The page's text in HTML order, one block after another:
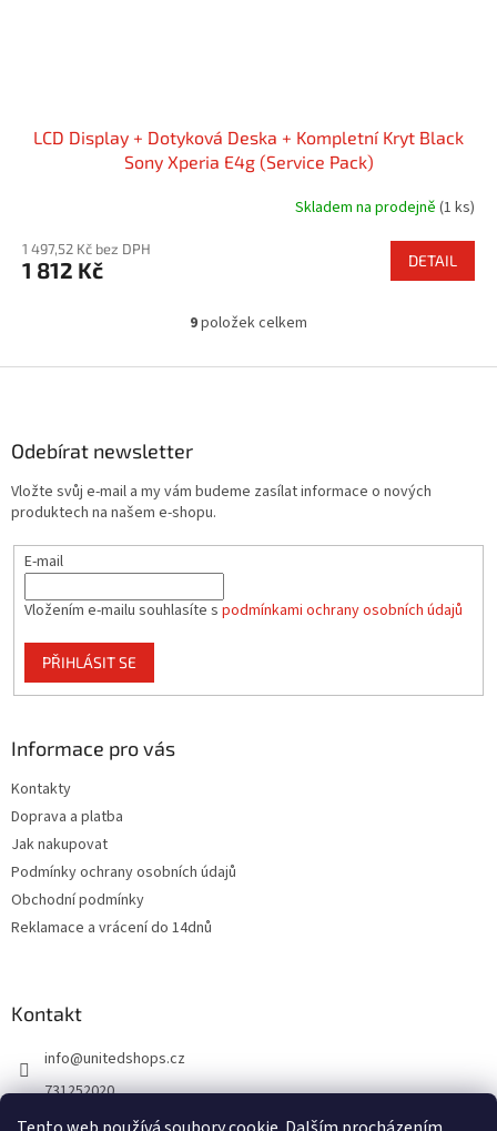
LCD Display + Dotyková Deska + Kompletní Kryt Black
Sony Xperia E4g (Service Pack)
Skladem na prodejně (1 ks)
1 497,52 Kč bez DPH
1 812 Kč DETAIL
O
l
p
v
v
s
9položek celkem
Odebírat newsletter
Vložte svůj e-mail a my vám budeme zasílat informace o nových
produktech na našem e-shopu.
E-mail
Vložením e-mailu souhlasíte s podmínkami ochrany osobních údajů
PŘIHLÁSIT SE
Informace pro vás
Kontakty
Doprava a platba
Jak nakupovat
Podmínky ochrany osobních údajů
Obchodní podmínky
Reklamace a vrácení do 14dnů
Kontakt
info@unitedshops.cz
731252020
https://www.fb.com/UnitedShops